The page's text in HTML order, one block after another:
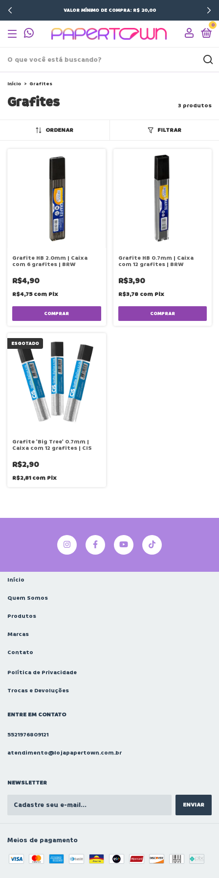
VALOR MÍNIMO DE COMPRA: R$ 20,00
0
Início > Grafites
Grafites 3 produtos
ORDENAR FILTRAR
Grafite HB 2.0mm | Caixa
com 6 grafites | BRW
R$4,90
R$4,75com Pix
Grafite HB 0.7mm | Caixa
com 12 grafites | BRW
R$3,90
R$3,78 com Pix
ESGOTADO
Grafite 'Big Tree' 0.7mm |
Caixa com 12 grafites | CIS
R$2,90
R$2,81com Pix
Início
Quem Somos
Produtos
Marcas
Contato
Política de Privacidade
Trocas e Devoluções
ENTRE EM CONTATO
5521976809121
atendimento@lojapapertown.com.br
NEWSLETTER
Meios de pagamento